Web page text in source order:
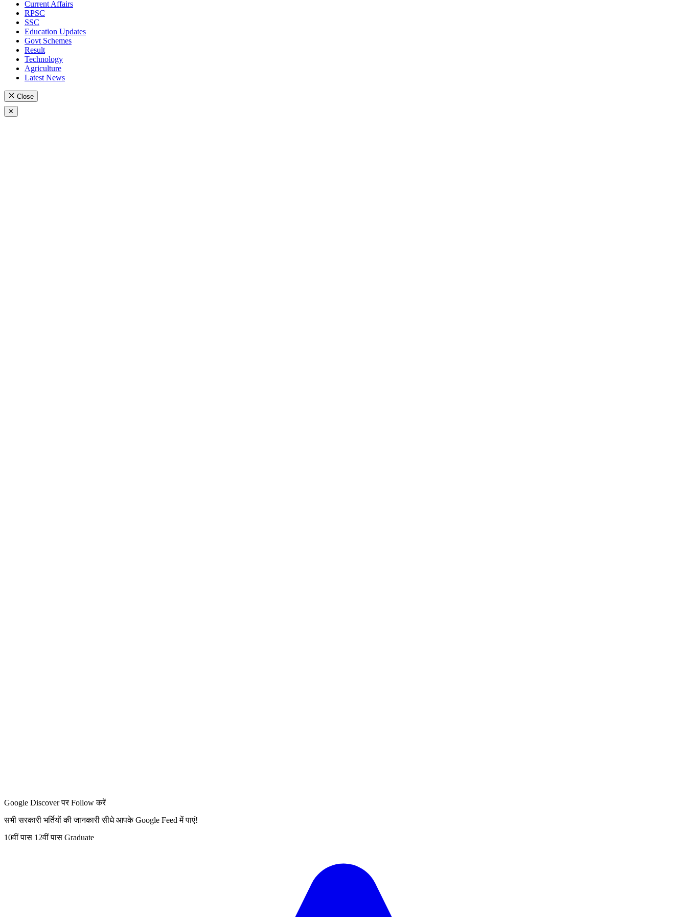
Current Affairs
RPSC
SSC
Education Updates
Govt Schemes
Result
Technology
Agriculture
Latest News
Close
✕
Google Discover पर Follow करें
सभी सरकारी भर्तियों की जानकारी सीधे आपके Google Feed में पाएं!
10वीं पास 12वीं पास Graduate